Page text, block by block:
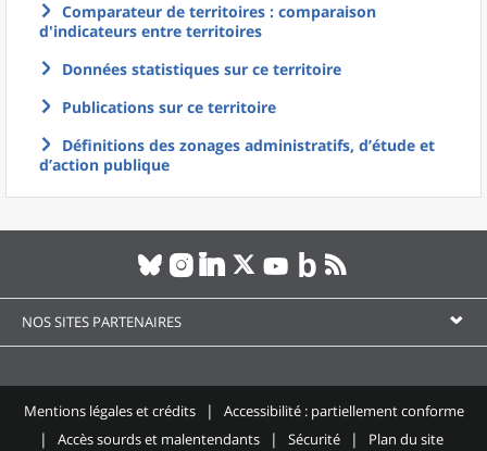
Comparateur de territoires : comparaison
d'indicateurs entre territoires
Données statistiques sur ce territoire
Publications sur ce territoire
Définitions des zonages administratifs, d’étude et
d’action publique
NOS SITES PARTENAIRES
Mentions légales et crédits
Accessibilité : partiellement conforme
Accès sourds et malentendants
Sécurité Plan du site